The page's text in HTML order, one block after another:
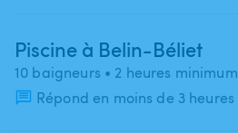
Piscine à Belin-Béliet
10 baigneurs • 2 heures minimum
Répond en moins de 3 heures